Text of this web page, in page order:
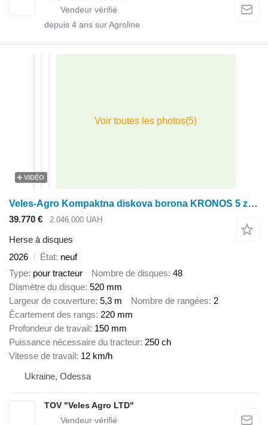
depuis 4 ans sur Agroline
VIDÉO
Veles-Agro Kompaktna diskova borona KRONOS 5 z nozhovimi kotkami
39.770 € 2.046.000 UAH
Herse à disques
2026
État neuf
Type pour tracteur Nombre de disques 48
Diamètre du disque 520 mm
Largeur de couverture 5,3 m Nombre de rangées 2
Écartement des rangs 220 mm
Profondeur de travail 150 mm
Puissance nécessaire du tracteur 250 ch
Vitesse de travail 12 km/h
Ukraine, Odessa
TOV "Veles Agro LTD"